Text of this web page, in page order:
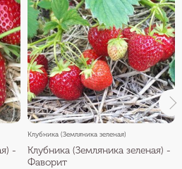
-
Клубника (Земляника зеленая)
Клубника (Земляника зеленая) -
Фаворит